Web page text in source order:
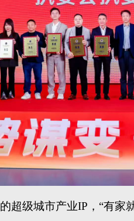
超级城市产业IP，“有家